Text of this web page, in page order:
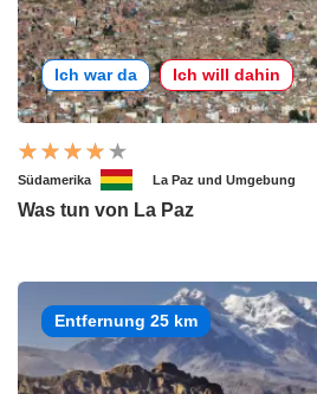
Ich war da Ich will dahin
Südamerika La Paz und Umgebung
Was tun von La Paz
Entfernung 25 km